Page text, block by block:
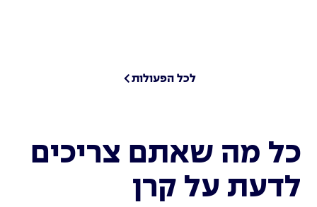
לכל הפעולות
כל מה שאתם צריכים
לדעת על קרן